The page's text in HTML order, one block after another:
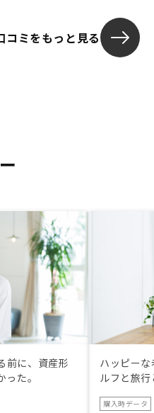
また紹介いた
く、複数件の
高額商品なの
コミをもっと見る
前に、資産形
た。
ハッピー
ルフと旅
購入時データ